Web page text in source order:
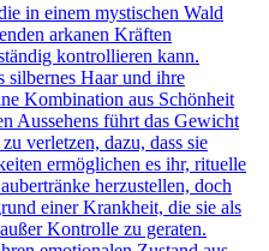
in einem mystischen Wald
arkanen Kräften
kontrollieren kann.
silbernes Haar und ihre
Kombination aus Schönheit
Aussehens führt das Gewicht
verletzen, dazu, dass sie
ermöglichen es ihr, rituelle
herzustellen, doch
einer Krankheit, die sie als
Kontrolle zu geraten.